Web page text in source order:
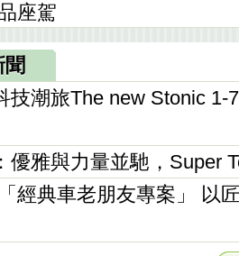
座駕
聞
技潮旅The new Stonic 1-
優雅與力量並馳，Super
經典車老朋友專案」 以